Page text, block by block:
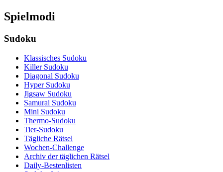
Spielmodi
Sudoku
Klassisches Sudoku
Killer Sudoku
Diagonal Sudoku
Hyper Sudoku
Jigsaw Sudoku
Samurai Sudoku
Mini Sudoku
Thermo-Sudoku
Tier-Sudoku
Tägliche Rätsel
Wochen-Challenge
Archiv der täglichen Rätsel
Daily-Bestenlisten